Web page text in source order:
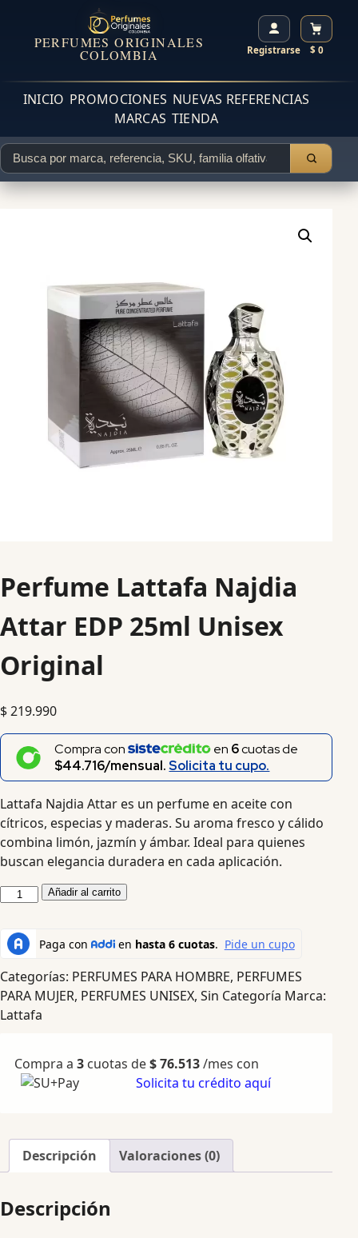
PERFUMES ORIGINALES
COLOMBIA Registrarse $ 0
INICIO PROMOCIONES NUEVAS REFERENCIAS
MARCAS TIENDA
Perfume Lattafa Najdia
Attar EDP 25ml Unisex
Original
$219.990
Compra con en 6cuotas de
$44.716/mensual.Solicita tu cupo.
Lattafa Najdia Attar es un perfume en aceite con
cítricos, especias y maderas. Su aroma fresco y cálido
combina limón, jazmín y ámbar. Ideal para quienes
buscan elegancia duradera en cada aplicación.
Añadir al carrito
Categorías: PERFUMES PARA HOMBRE, PERFUMES
PARA MUJER, PERFUMES UNISEX, Sin Categoría Marca:
Lattafa
Compra a 3 cuotas de$76.513/mes con
Solicita tu crédito aquí
Descripción Valoraciones (0)
Descripción